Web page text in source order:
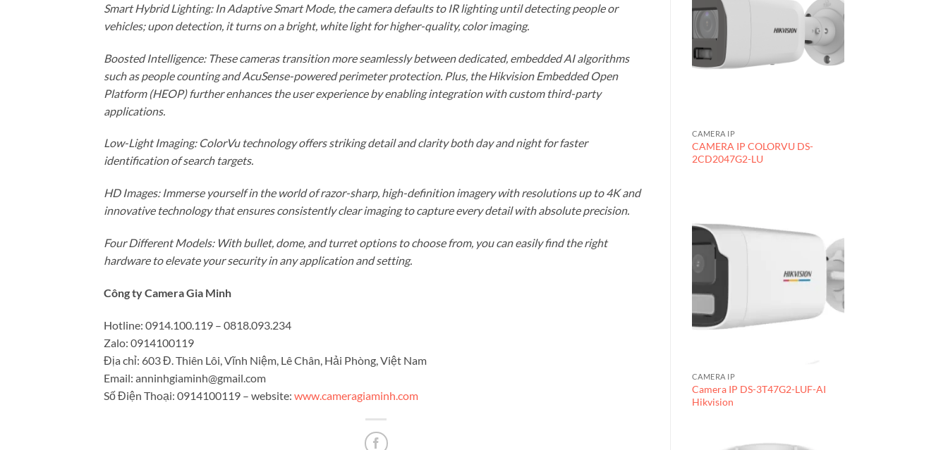
Smart Hybrid Lighting: In Adaptive Smart Mode, the camera defaults to IR lighting until detecting people or
vehicles; upon detection, it turns on a bright, white light for higher-quality, color imaging.
Boosted Intelligence: These cameras transition more seamlessly between dedicated, embedded AI algorithms
such as people counting and AcuSense-powered perimeter protection. Plus, the Hikvision Embedded Open
Platform (HEOP) further enhances the user experience by enabling integration with custom third-party
applications.
Low-Light Imaging: ColorVu technology offers striking detail and clarity both day and night for faster
identification of search targets.
HD Images: Immerse yourself in the world of razor-sharp, high-definition imagery with resolutions up to 4K and
innovative technology that ensures consistently clear imaging to capture every detail with absolute precision.
Four Different Models: With bullet, dome, and turret options to choose from, you can easily find the right
hardware to elevate your security in any application and setting.
Công ty Camera Gia Minh
Hotline: 0914.100.119 – 0818.093.234
Zalo: 0914100119
Địa chỉ: 603 Đ. Thiên Lôi, Vĩnh Niệm, Lê Chân, Hải Phòng, Việt Nam
Email: anninhgiaminh@gmail.com
Số Điện Thoại: 0914100119 – website: www.cameragiaminh.com
CAMERA IP
CAMERA IP COLORVU DS-
2CD2047G2-LU
CAMERA IP
Camera IP DS-3T47G2-LUF-AI
Hikvision